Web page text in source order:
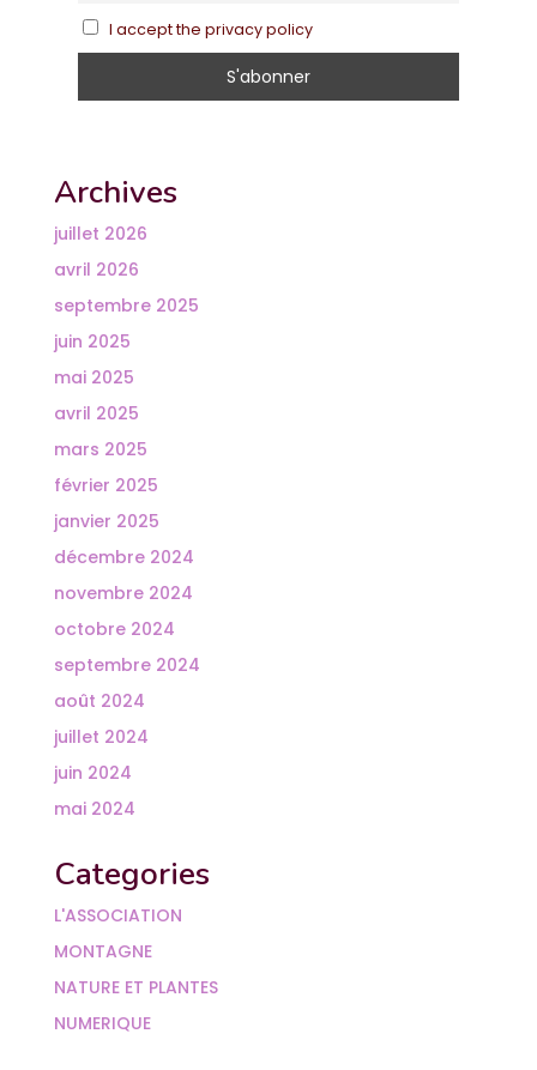
I accept the privacy policy
Archives
juillet 2026
avril 2026
septembre 2025
juin 2025
mai 2025
avril 2025
mars 2025
février 2025
janvier 2025
décembre 2024
novembre 2024
octobre 2024
septembre 2024
août 2024
juillet 2024
juin 2024
mai 2024
Categories
L'ASSOCIATION
MONTAGNE
NATURE ET PLANTES
NUMERIQUE